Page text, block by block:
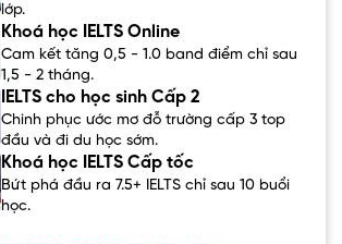
lớp.
Khoá học IELTS Online
Cam kết tăng 0,5 - 1.0 band điểm chỉ sau
1,5 - 2 tháng.
IELTS cho học sinh Cấp 2
Chinh phục ước mơ đỗ trường cấp 3 top
đầu và đi du học sớm.
Khoá học IELTS Cấp tốc
Bứt phá đầu ra 7.5+ IELTS chỉ sau 10 buổi
học.